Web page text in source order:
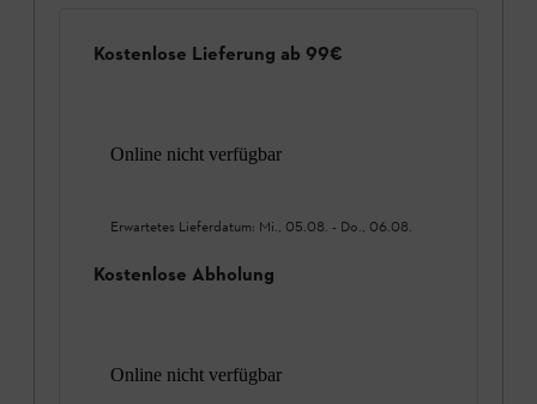
Kostenlose Lieferung ab 99€
Online nicht verfügbar
Erwartetes Lieferdatum: Mi., 05.08. - Do., 06.08.
Kostenlose Abholung
Online nicht verfügbar